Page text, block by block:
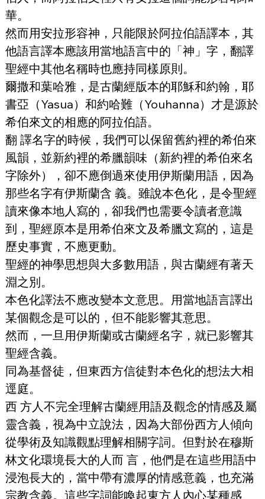
華。
然而用安拉形容神，只能限於阿拉伯語譯本，其
他語言譯本應該用當地語言中的「神」字，翻譯
聖經中其他名稱時也應持同樣原則。
爾撒和葉哈雅，是古蘭經版本的耶穌和約翰，耶
書亞（Yasua）和約哈難（Youhanna）才是源於
希伯來文的相應的阿拉伯語。
翻 譯名字的時候，我們可以保留舊約裡的希伯來
風韻，並新約裡的希臘韻味（新約裡的希伯來名
字除外），卻不應倒過來使用伊斯蘭用語，因為
那些名字有伊斯蘭含 義。雖說本色化，是令聖經
讀來像本地人寫的，卻我們也需要令讀者意識
到，聖經原本是用希伯來文及希臘文寫的，這是
歷史事實，不應更動。
聖經的神學思想與大多數用語，與古蘭經有著天
淵之別。
本色化譯法不應改變本文意思。用當地語言譯出
某個觀念是可以的，但不能影響其意思。
然而，一旦用伊斯蘭或古蘭經名字，就已影響其
聖經含義。
同為基督徒，但東西方信徒對本色化的想法大相
逕庭。
西 方人不完全理解古蘭經用語及觀念的情感及屬
靈含義，視為中立說法，因為大部份西方人傾向
從學術及知識觀點理解相關字詞。但對於在穆斯
林文化環境長大的人而 言，他們是在這些用語中
浸泡長大的，當中帶有濃厚的情感意義，也充滿
宗教含義。這些字詞能喚起東方人內心某種感